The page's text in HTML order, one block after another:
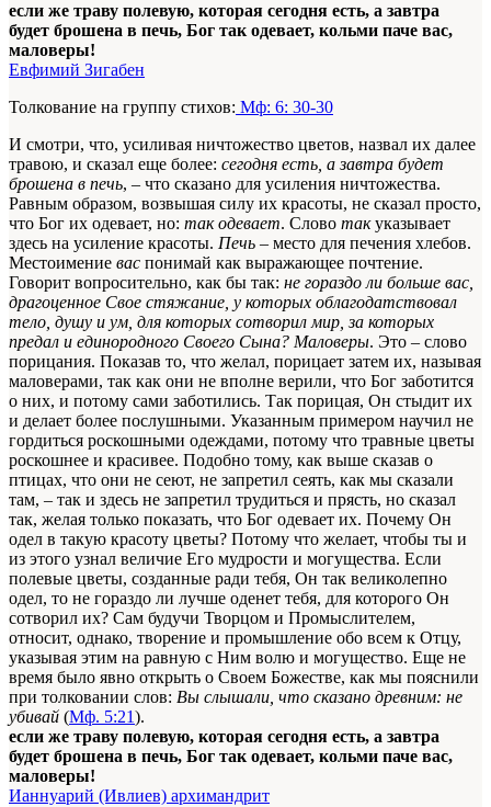
если же траву полевую, которая сегодня есть, а завтра
будет брошена в печь, Бог так одевает, кольми паче вас,
маловеры!
Евфимий Зигабен
Толкование на группу стихов: Мф: 6: 30-30
И смотри, что, усиливая ничтожество цветов, назвал их далее
травою, и сказал еще более: сегодня есть, а завтра будет
брошена в печь, – что сказано для усиления ничтожества.
Равным образом, возвышая силу их красоты, не сказал просто,
что Бог их одевает, но: так одевает. Слово такуказывает
здесь на усиление красоты. Печь – место для печения хлебов.
Местоимение вас понимай как выражающее почтение.
Говорит вопросительно, как бы так: не гораздо ли больше вас,
драгоценное Свое стяжание, у которых облагодатствовал
тело, душу и ум, для которых сотворил мир, за которых
предал и единородного Своего Сына? Маловеры. Это – слово
порицания. Показав то, что желал, порицает затем их, называя
маловерами, так как они не вполне верили, что Бог заботится
о них, и потому сами заботились. Так порицая, Он стыдит их
и делает более послушными. Указанным примером научил не
гордиться роскошными одеждами, потому что травные цветы
роскошнее и красивее. Подобно тому, как выше сказав о
птицах, что они не сеют, не запретил сеять, как мы сказали
там, – так и здесь не запретил трудиться и прясть, но сказал
так, желая только показать, что Бог одевает их. Почему Он
одел в такую красоту цветы? Потому что желает, чтобы ты и
из этого узнал величие Его мудрости и могущества. Если
полевые цветы, созданные ради тебя, Он так великолепно
одел, то не гораздо ли лучше оденет тебя, для которого Он
сотворил их? Сам будучи Творцом и Промыслителем,
относит, однако, творение и промышление обо всем к Отцу,
указывая этим на равную с Ним волю и могущество. Еще не
время было явно открыть о Своем Божестве, как мы пояснили
при толковании слов: Вы слышали, что сказано древним: не
убивай (Мф. 5:21).
если же траву полевую, которая сегодня есть, а завтра
будет брошена в печь, Бог так одевает, кольми паче вас,
маловеры!
Ианнуарий (Ивлиев) архимандрит